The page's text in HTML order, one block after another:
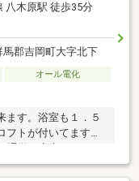
八木原駅 徒歩35分
馬郡吉岡町大字北下
オール電化
ます。浴室も１．５
トが付いてます。